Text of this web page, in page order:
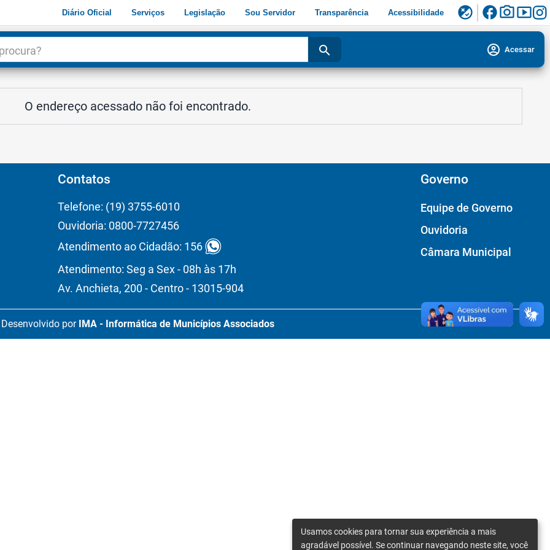
Diário Oficial Serviços Legislação Sou Servidor Transparência Acessibilidade flaky facebookphoto_camerasmart_display
search account_circle Acessar
O endereço acessado não foi encontrado.
Contatos
Telefone: (19) 3755-6010
Ouvidoria: 0800-7727456
Atendimento ao Cidadão: 156
Atendimento: Seg a Sex - 08h às 17h
Av. Anchieta, 200 - Centro - 13015-904
Governo
Equipe de Governo
Ouvidoria
Câmara Municipal
Desenvolvido por IMA - Informática de Municípios Associados
Usamos cookies para tornar sua experiência a mais
agradável possível. Se continuar navegando neste site, você